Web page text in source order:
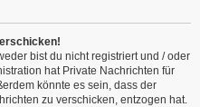
bist du nicht registriert und / oder
hat Private Nachrichten für
könnte es sein, dass der
zu verschicken, entzogen hat.